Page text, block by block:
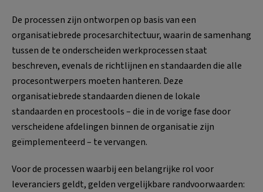
De processen zijn ontworpen op basis van een
organisatiebrede procesarchitectuur, waarin de samenhang
tussen de te onderscheiden werkprocessen staat
beschreven, evenals de richtlijnen en standaarden die alle
procesontwerpers moeten hanteren. Deze
organisatiebrede standaarden dienen de lokale
standaarden en procestools – die in de vorige fase door
verscheidene afdelingen binnen de organisatie zijn
geïmplementeerd – te vervangen.
Voor de processen waarbij een belangrijke rol voor
leveranciers geldt, gelden vergelijkbare randvoorwaarden: